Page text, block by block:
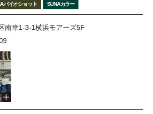
バイオショット SUNAカラー
南幸1-3-1横浜モアーズ5F